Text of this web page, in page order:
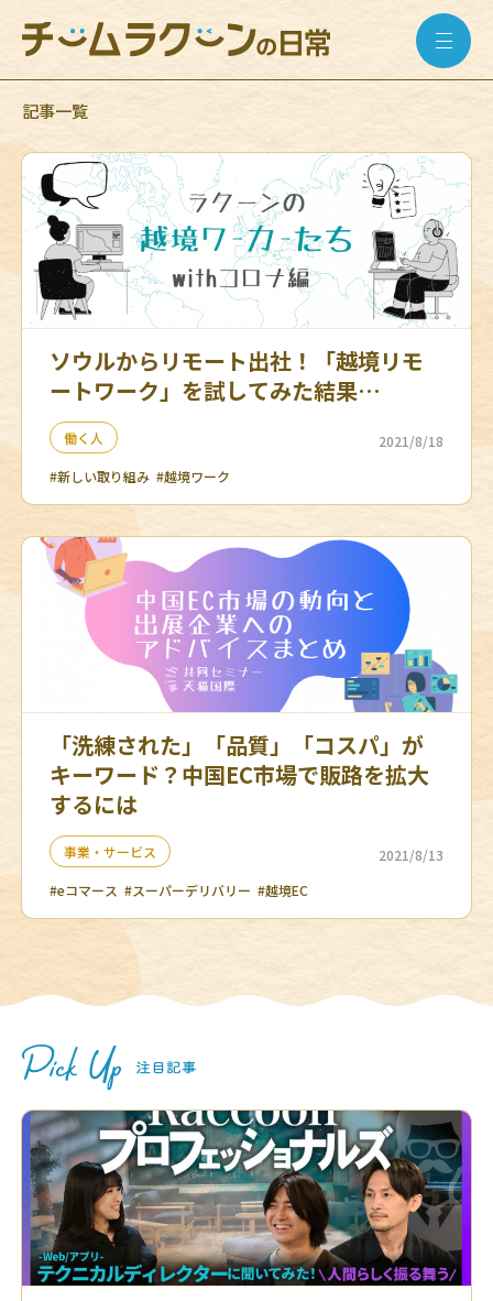
記事一覧
ソウルからリモート出社！「越境リモ
ートワーク」を試してみた結果…
働く人
2021/8/18
#新しい取り組み #越境ワーク
「洗練された」「品質」「コスパ」が
キーワード？中国EC市場で販路を拡大
するには
事業・サービス
2021/8/13
#eコマース #スーパーデリバリー #越境EC